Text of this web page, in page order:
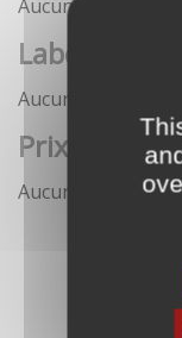
Aucune démarche
Labels
Aucune démarche
Prix
Aucune